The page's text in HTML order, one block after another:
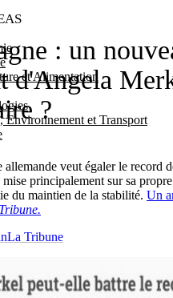
et Alimentation
Environnement et Transport
: un
d'Angela
?
allemande veut égaler le record
principalement sur sa
du maintien de la stabilité. Un
La Tribune